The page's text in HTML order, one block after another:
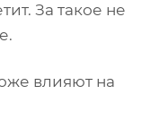
За такое не
влияют на